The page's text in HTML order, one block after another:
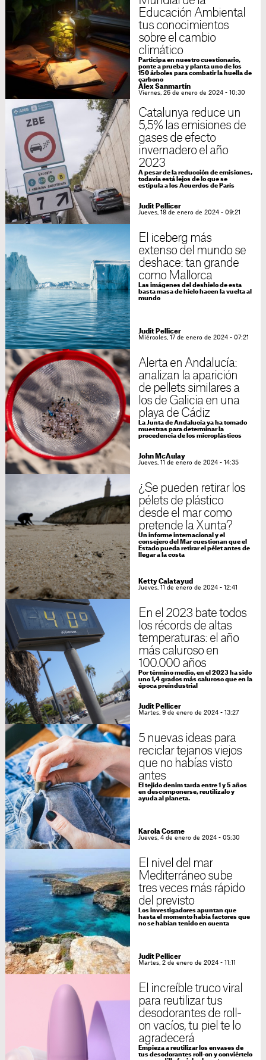
Educación Ambiental
tus conocimientos
sobre el cambio
climático
Participa en nuestro cuestionario,
ponte a prueba y planta uno de los
150 árboles para combatir la huella de
carbono
Àlex Sanmartín
Viernes, 26 de enero de 2024 - 10:30
Catalunya reduce un
5,5% las emisiones de
gases de efecto
invernadero el año
2023
A pesar de la reducción de emisiones,
todavía está lejos de lo que se
estipula a los Acuerdos de París
Judit Pellicer
Jueves, 18 de enero de 2024 - 09:21
El iceberg más
extenso del mundo se
deshace: tan grande
como Mallorca
Las imágenes del deshielo de esta
basta masa de hielo hacen la vuelta al
mundo
Judit Pellicer
Miércoles, 17 de enero de 2024 - 07:21
Alerta en Andalucía:
analizan la aparición
de pellets similares a
los de Galicia en una
playa de Cádiz
La Junta de Andalucía ya ha tomado
muestras para determinar la
procedencia de los microplásticos
John McAulay
Jueves, 11 de enero de 2024 - 14:35
¿Se pueden retirar los
pélets de plástico
desde el mar como
pretende la Xunta?
Un informe internacional y el
consejero del Mar cuestionan que el
Estado pueda retirar el pélet antes de
llegar a la costa
Ketty Calatayud
Jueves, 11 de enero de 2024 - 12:41
En el 2023 bate todos
los récords de altas
temperaturas: el año
más caluroso en
100.000 años
Por término medio, en el 2023 ha sido
uno 1,4 grados más caluroso que en la
época preindustrial
Judit Pellicer
Martes, 9 de enero de 2024 - 13:27
5 nuevas ideas para
reciclar tejanos viejos
que no habías visto
antes
El tejido denim tarda entre 1 y 5 años
en descomponerse, reutilízalo y
ayuda al planeta.
Karola Cosme
Jueves, 4 de enero de 2024 - 05:30
El nivel del mar
Mediterráneo sube
tres veces más rápido
del previsto
Los investigadores apuntan que
hasta el momento había factores que
no se habían tenido en cuenta
Judit Pellicer
Martes, 2 de enero de 2024 - 11:11
El increíble truco viral
para reutilizar tus
desodorantes de roll-
on vacíos, tu piel te lo
agradecerá
Empieza a reutilizar los envases de
tus desodorantes roll-on y conviértelo